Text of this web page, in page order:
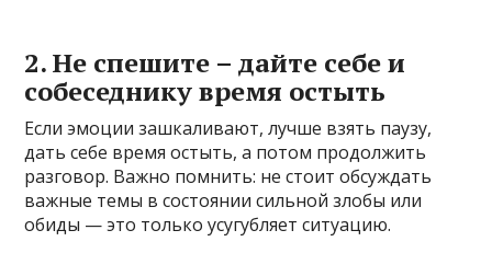
2. Не спешите – дайте себе и
собеседнику время остыть
Если эмоции зашкаливают, лучше взять паузу,
дать себе время остыть, а потом продолжить
разговор. Важно помнить: не стоит обсуждать
важные темы в состоянии сильной злобы или
обиды — это только усугубляет ситуацию.